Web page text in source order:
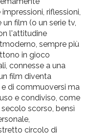
riflessioni,
film (o un serie tv,
l'attitudine
sempre più
in gioco
connesse a una
film diventa
di commuoversi ma
e condiviso, come
scorso, bensì
circolo di